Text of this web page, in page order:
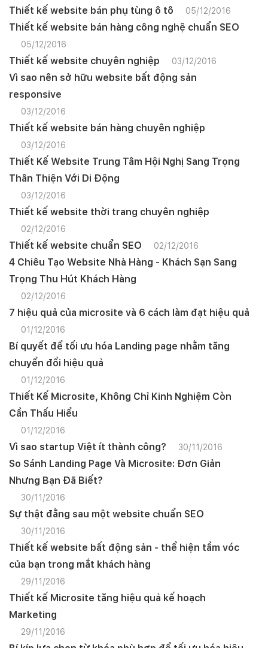
Thiết kế website bán phụ tùng ô tô 05/12/2016
Thiết kế website bán hàng công nghệ chuẩn SEO
05/12/2016
Thiết kế website chuyên nghiệp 03/12/2016
Vì sao nên sở hữu website bất động sản
responsive
03/12/2016
Thiết kế website bán hàng chuyên nghiệp
03/12/2016
Thiết Kế Website Trung Tâm Hội Nghị Sang Trọng
Thân Thiện Với Di Động
03/12/2016
Thiết kế website thời trang chuyên nghiệp
02/12/2016
Thiết kế website chuẩn SEO 02/12/2016
4 Chiêu Tạo Website Nhà Hàng - Khách Sạn Sang
Trọng Thu Hút Khách Hàng
02/12/2016
7 hiệu quả của microsite và 6 cách làm đạt hiệu quả
01/12/2016
Bí quyết để tối ưu hóa Landing page nhằm tăng
chuyển đổi hiệu quả
01/12/2016
Thiết Kế Microsite, Không Chỉ Kinh Nghiệm Còn
Cần Thấu Hiểu
01/12/2016
Vì sao startup Việt ít thành công? 30/11/2016
So Sánh Landing Page Và Microsite: Đơn Giản
Nhưng Bạn Đã Biết?
30/11/2016
Sự thật đằng sau một website chuẩn SEO
30/11/2016
Thiết kế website bất động sản - thể hiện tầm vóc
của bạn trong mắt khách hàng
29/11/2016
Thiết kế Microsite tăng hiệu quả kế hoạch
Marketing
29/11/2016